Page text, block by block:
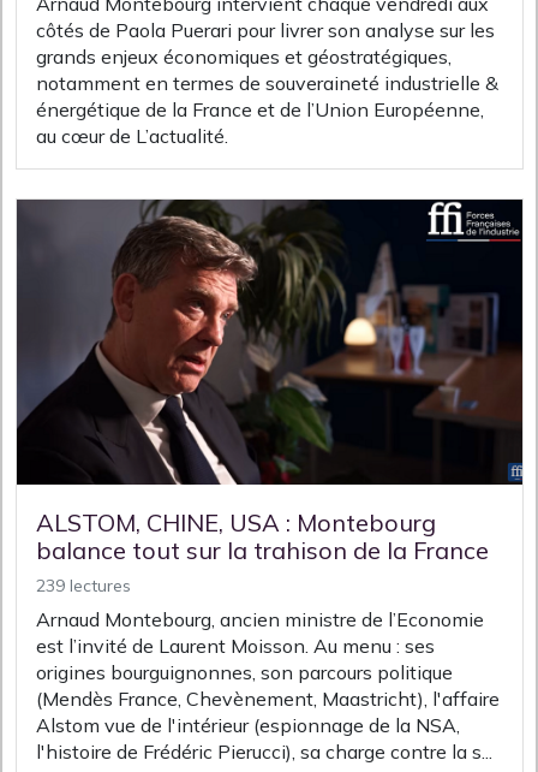
côtés de Paola Puerari pour livrer son analyse sur les
grands enjeux économiques et géostratégiques,
notamment en termes de souveraineté industrielle &
énergétique de la France et de l’Union Européenne,
au cœur de L’actualité.
ALSTOM, CHINE, USA : Montebourg
balance tout sur la trahison de la France
239 lectures
Arnaud Montebourg, ancien ministre de l’Economie
est l’invité de Laurent Moisson. Au menu : ses
origines bourguignonnes, son parcours politique
(Mendès France, Chevènement, Maastricht), l'affaire
Alstom vue de l'intérieur (espionnage de la NSA,
l'histoire de Frédéric Pierucci), sa charge contre la s...